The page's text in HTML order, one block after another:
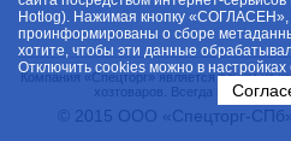
Компания «Спецторг» является одним из
хозтоваров. Всегда в наличии
© 2015 ООО «Спецторг-
Hotlog). Нажимая кнопку
проинформированы о сборе
хотите, чтобы эти данные
Отключить cookies можно в настройках